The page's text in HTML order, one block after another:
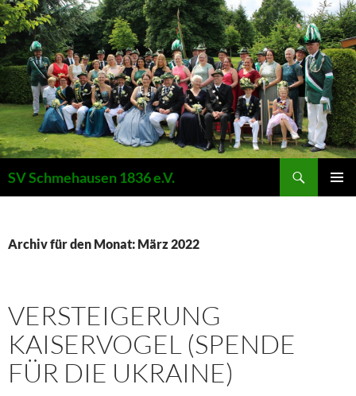
SV Schmehausen 1836 e.V.
Archiv für den Monat: März 2022
VERSTEIGERUNG
KAISERVOGEL (SPENDE
FÜR DIE UKRAINE)